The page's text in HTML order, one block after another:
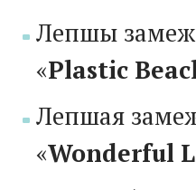
Лепшы
«Plastic
Лепшая
«Wonderful